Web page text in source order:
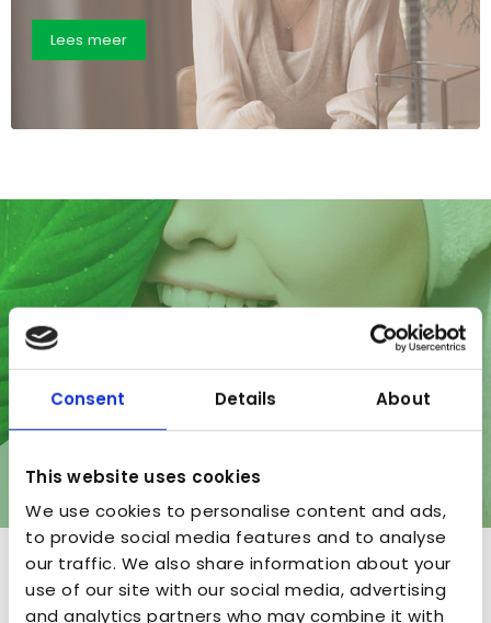
Consent Details About
This website uses cookies
We use cookies to personalise content and ads,
to provide social media features and to analyse
our traffic. We also share information about your
use of our site with our social media, advertising
and analytics partners who may combine it with
Lees meer